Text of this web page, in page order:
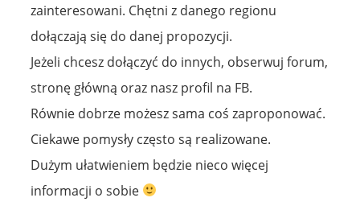
zainteresowani. Chętni z danego regionu
dołączają się do danej propozycji.
Jeżeli chcesz dołączyć do innych, obserwuj forum,
stronę główną oraz nasz profil na FB.
Równie dobrze możesz sama coś zaproponować.
Ciekawe pomysły często są realizowane.
Dużym ułatwieniem będzie nieco więcej
informacji o sobie